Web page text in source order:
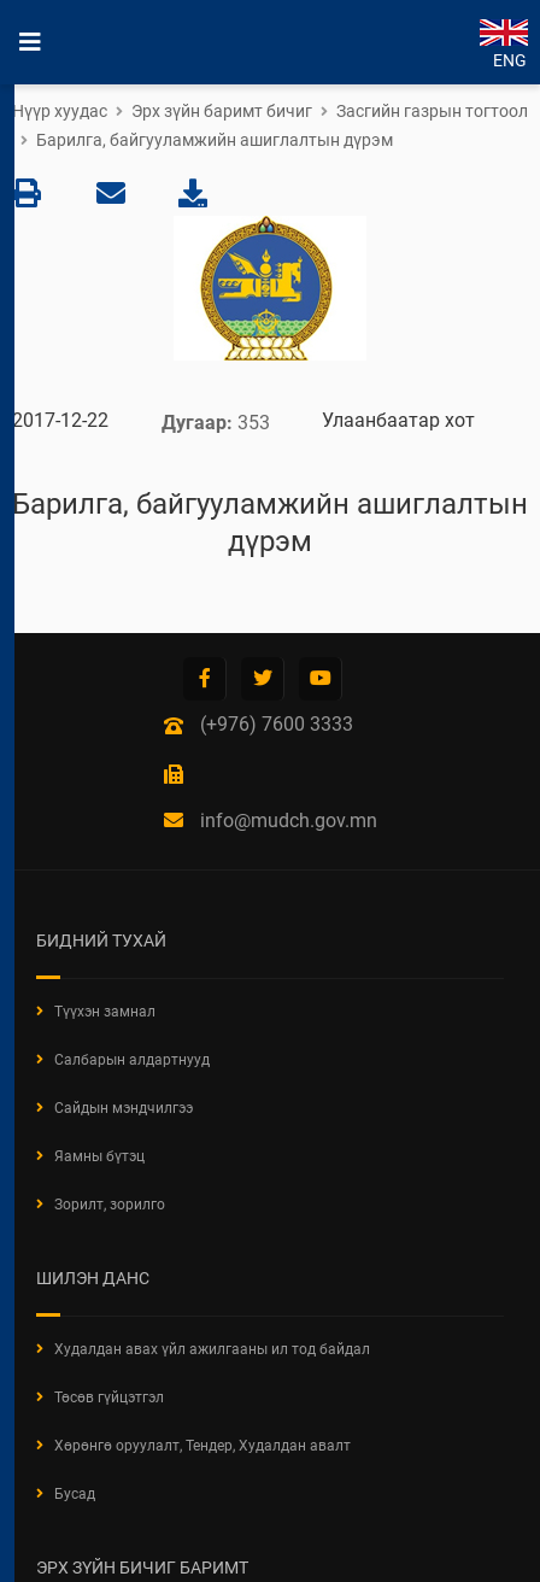
ENG
Нүүр хуудас Эрх зүйн баримт бичиг
Засгийн газрын тогтоол
Барилга, байгууламжийн ашиглалтын дүрэм
2017-12-22 Дугаар: 353 Улаанбаатар хот
Барилга, байгууламжийн ашиглалтын
дүрэм
(+976) 7600 3333
info@mudch.gov.mn
БИДНИЙ ТУХАЙ
Түүхэн замнал
Салбарын алдартнууд
Сайдын мэндчилгээ
Яамны бүтэц
Зорилт, зорилго
ШИЛЭН ДАНС
Худалдан авах үйл ажилгааны ил тод байдал
Төсөв гүйцэтгэл
Хөрөнгө оруулалт, Тендер, Худалдан авалт
Бусад
ЭРХ ЗҮЙН БИЧИГ БАРИМТ